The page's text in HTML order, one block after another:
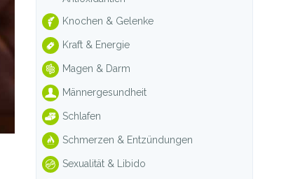
Knochen & Gelenke
Kraft & Energie
Magen & Darm
Männergesundheit
Schlafen
Schmerzen & Entzündungen
Sexualität & Libido